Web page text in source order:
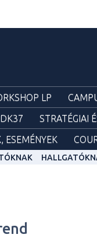
LP
STRATÉGIAI
ESEMÉNYEK